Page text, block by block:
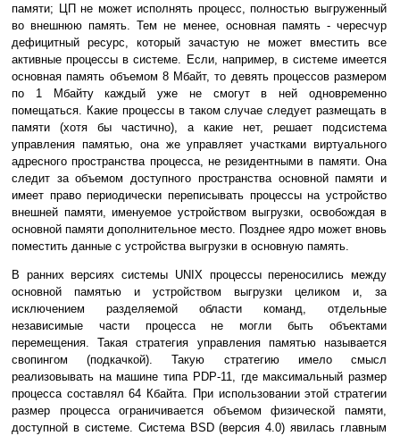
памяти; ЦП не может исполнять процесс, полностью выгруженный
во внешнюю память. Тем не менее, основная память - чересчур
дефицитный ресурс, который зачастую не может вместить все
активные процессы в системе. Если, например, в системе имеется
основная память объемом 8 Мбайт, то девять процессов размером
по 1 Мбайту каждый уже не смогут в ней одновременно
помещаться. Какие процессы в таком случае следует размещать в
памяти (хотя бы частично), а какие нет, решает подсистема
управления памятью, она же управляет участками виртуального
адресного пространства процесса, не резидентными в памяти. Она
следит за объемом доступного пространства основной памяти и
имеет право периодически переписывать процессы на устройство
внешней памяти, именуемое устройством выгрузки, освобождая в
основной памяти дополнительное место. Позднее ядро может вновь
поместить данные с устройства выгрузки в основную память.
В ранних версиях системы UNIX процессы переносились между
основной памятью и устройством выгрузки целиком и, за
исключением разделяемой области команд, отдельные
независимые части процесса не могли быть объектами
перемещения. Такая стратегия управления памятью называется
свопингом (подкачкой). Такую стратегию имело смысл
реализовывать на машине типа PDP-11, где максимальный размер
процесса составлял 64 Кбайта. При использовании этой стратегии
размер процесса ограничивается объемом физической памяти,
доступной в системе. Система BSD (версия 4.0) явилась главным